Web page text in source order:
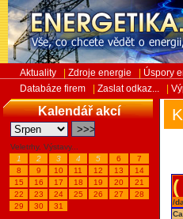
Aktuality Zdroje energie Úspory
Databáze firem
Zaslat odkaz...
Kalendář akcí
Veletrhy, Výstavy...
1
2 3 4 5 6
7
8
9 10 11 12 13
14
15
16 17 18 19 20
21
22
23 24 25 26 27
28
29
30 31
/